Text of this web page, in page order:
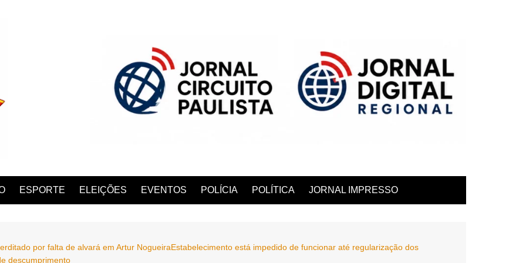
ESPORTE ELEIÇÕES EVENTOS POLÍCIA POLÍTICA JORNAL IMPRESSO
por falta de alvará em Artur NogueiraEstabelecimento está impedido de funcionar até regularização dos
descumprimento